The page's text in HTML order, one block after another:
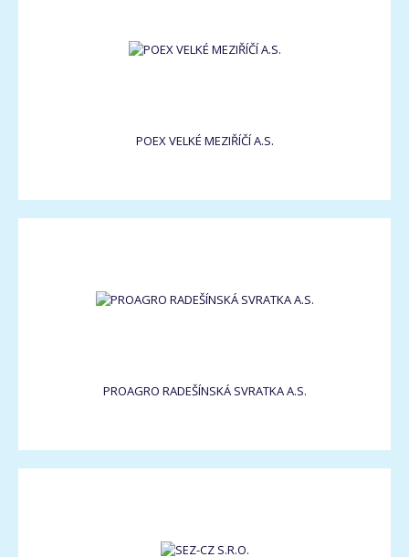
POEX VELKÉ MEZIŘÍČÍ A.S.
PROAGRO RADEŠÍNSKÁ SVRATKA A.S.